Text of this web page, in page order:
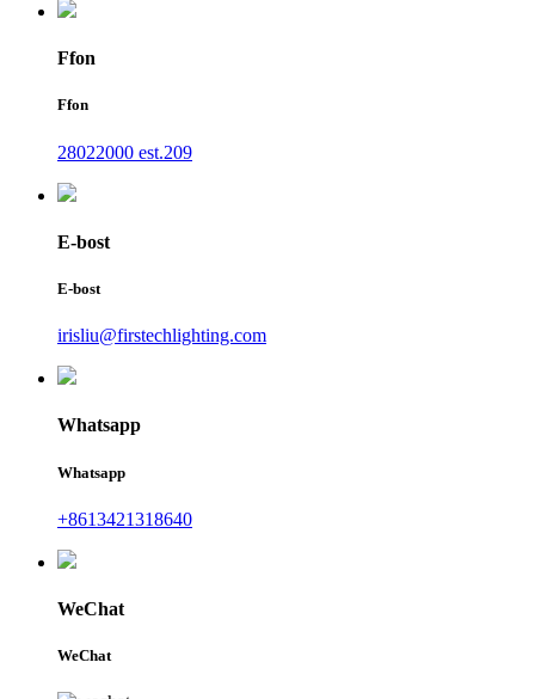
Ffon
Ffon
28022000 est.209
E-bost
E-bost
irisliu@firstechlighting.com
Whatsapp
Whatsapp
+8613421318640
WeChat
WeChat